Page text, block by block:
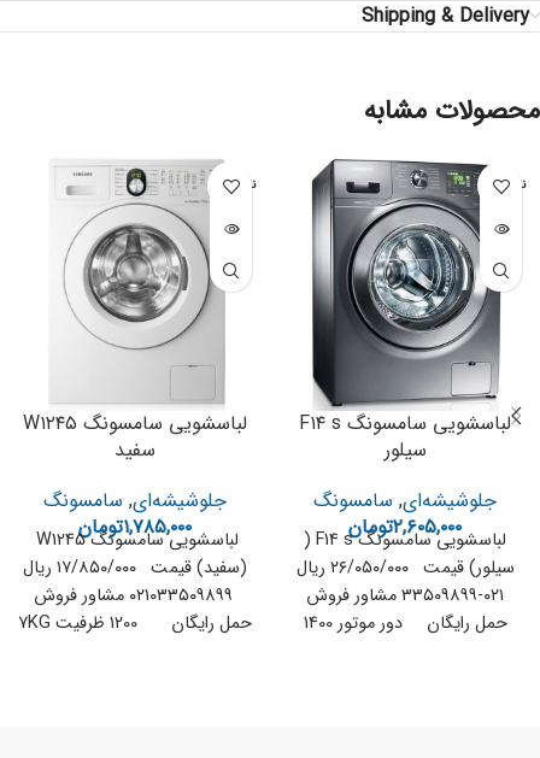
Shipping & Delivery
محصولات مشابه
ناموجود
لباسشویی سامسونگ F۱۴ s
سیلور
جلوشیشه‌ای, سامسونگ
۲,۶۰۵,۰۰۰تومان
لباسشویی سامسونگ F14 s (
سیلور) قیمت ۲۶/۰۵۰/۰۰۰ ریال
۰۲۱-۳۳۵۰۹۸۹۹ مشاور فروش
حمل رایگان دور موتور 1400
ناموجود
لباسشویی سامسونگ W۱۲۴۵
سفید
جلوشیشه‌ای, سامسونگ
۱,۷۸۵,۰۰۰تومان
(سفید) قیمت ۱۷/۸۵۰/۰۰۰ ریال
۰۲۱۰۳۳۵۰۹۸۹۹ مشاور فروش
حمل رایگان 1200 ظرفیت 7KG